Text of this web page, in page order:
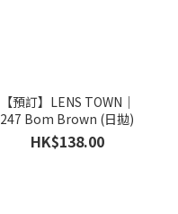
【預訂】LENS TOWN｜
247 Bom Brown (日拋)
HK$138.00